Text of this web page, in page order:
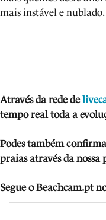
mais instável e nublado.
Através da rede de
tempo real toda a
Podes também
praias através da nossa
Segue o Beachcam.pt